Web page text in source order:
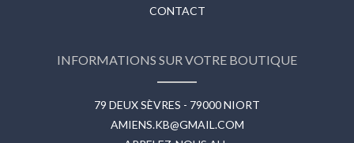
CONTACT
INFORMATIONS SUR VOTRE BOUTIQUE
79 DEUX SÈVRES - 79000 NIORT
AMIENS.KB@GMAIL.COM